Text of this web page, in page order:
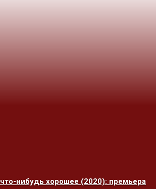
нибудь хорошее (2020): премьера